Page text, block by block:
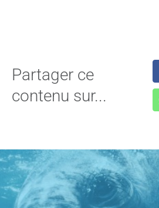
Partager ce
contenu sur...